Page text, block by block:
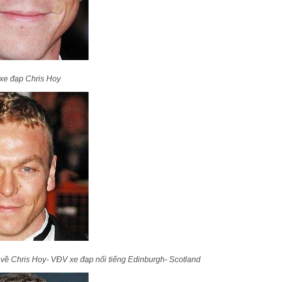
đạp Chris Hoy
Chris Hoy- VĐV xe đạp nổi tiếng Edinburgh- Scotland